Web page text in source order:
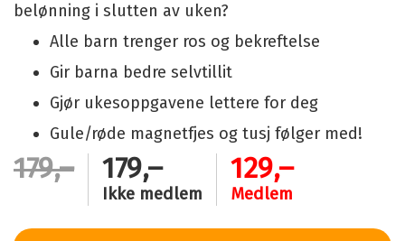
belønning i slutten av uken?
Alle barn trenger ros og bekreftelse
Gir barna bedre selvtillit
Gjør ukesoppgavene lettere for deg
Gule/røde magnetfjes og tusj følger med!
179,– 179,–
Ikke medlem
129,–
Medlem